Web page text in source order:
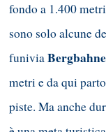
fondo a 1.400
sono solo alcune
funivia
metri e da qui
piste. Ma anche